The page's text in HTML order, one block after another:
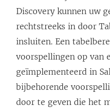
e
n
n
i
e
u
w
Discovery kunnen uw
rechtstreeks in door
insluiten. Een
voorspellingen op van
geïmplementeerd in
bijbehorende
door te geven die het